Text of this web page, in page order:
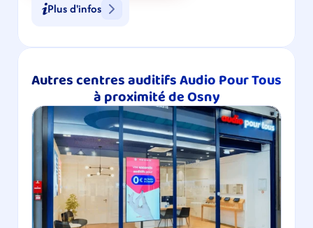
Plus d'infos
Autres centres auditifs Audio Pour Tous
à proximité de Osny